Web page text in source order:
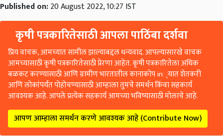
Published on:20 August 2022, 10:27 IST
कृषी पत्रकारितेसाठी आपला पाठिंबा दर्शवा
प्रिय वाचक, आमच्यात सामील झाल्याबद्दल धन्यवाद. आपल्यासारखे वाचक
आमच्यासाठी कृषी पत्रकारितेसाठी प्रेरणा आहेत. कृषी पत्रकारितेला अधिक
बळकट करण्यासाठी आणि ग्रामीण भारतातील कानाकोप in्यात शेतकरी
आणि लोकांपर्यंत पोहोचण्यासाठी आम्हाला तुमचे समर्थन किंवा सहकार्य
आवश्यक आहे. आपले प्रत्येक सहकार्य आमच्या भविष्यासाठी मोलाचे आहे.
आपण आम्हाला समर्थन करणे आवश्यक आहे (Contribute Now)